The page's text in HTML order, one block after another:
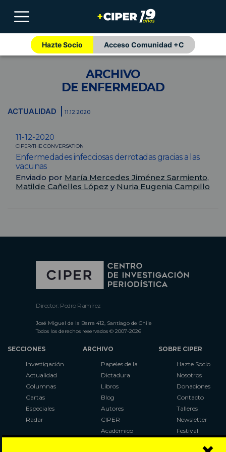
Hazte Socio Acceso Comunidad +C
ARCHIVO
DE ENFERMEDAD
ACTUALIDAD 11.12.2020
11-12-2020
CIPER/THE CONVERSATION
Enfermedades infecciosas derrotadas gracias a las
vacunas
Enviado por María Mercedes Jiménez Sarmiento,
Matilde Cañelles López y Nuria Eugenia Campillo
Director: Pedro Ramírez
José Miguel de la Barra 412, Santiago de Chile
Todos los derechos reservados © 2007-2026
SECCIONES
Investigación
Actualidad
Columnas
Cartas
Especiales
Radar
ARCHIVO
Papeles de la
Dictadura
Libros
Blog
Autores
CIPER
Académico
SOBRE CIPER
Hazte Socio
Nosotros
Donaciones
Contacto
Talleres
Newsletter
Festival